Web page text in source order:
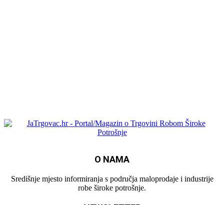
O NAMA
Središnje mjesto informiranja s područja maloprodaje i industrije
robe široke potrošnje.